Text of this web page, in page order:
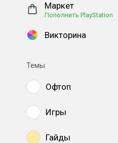
Маркет
Пополнить PlayStation
Викторина
Темы
Офтоп
Игры
Гайды